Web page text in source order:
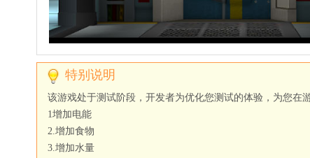
限
钻
石
新
该游戏处于测试阶段，开发者为优化您测试的体验，为您在
1增加电能
2.增加食物
3.增加水量
特别说明